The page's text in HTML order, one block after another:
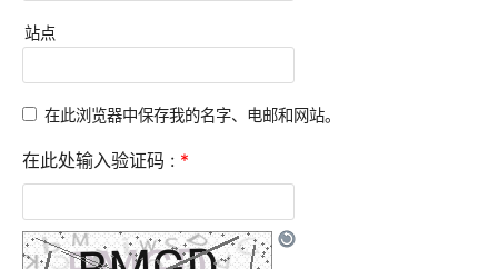
站点
在此浏览器中保存我的名字、电邮和网站。
在此处输入验证码 : *